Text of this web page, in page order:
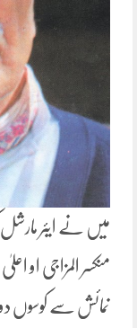
میں نے ایئر
منکسر المزاجی او
نمائش سے کوسوں